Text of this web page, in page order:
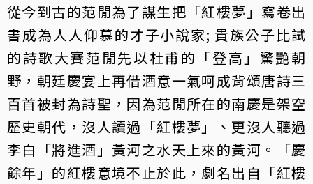
從今到古的范閒為了謀生把「紅樓夢」寫卷出
書成為人人仰慕的才子小說家; 貴族公子比試
的詩歌大賽范閒先以杜甫的「登高」驚艷朝
野，朝廷慶宴上再借酒意一氣呵成背頌唐詩三
百首被封為詩聖，因為范閒所在的南慶是架空
歷史朝代，沒人讀過「紅樓夢」、更沒人聽過
李白「將進酒」黃河之水天上來的黃河。「慶
餘年」的紅樓意境不止於此，劇名出自「紅樓